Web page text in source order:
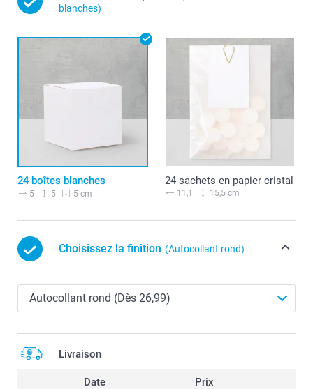
blanches)
24 boîtes blanches
5 5 5 cm
24 sachets en papier cristal
11,1 15,5 cm
Choisissez la finition (Autocollant rond)
Livraison
Date Prix